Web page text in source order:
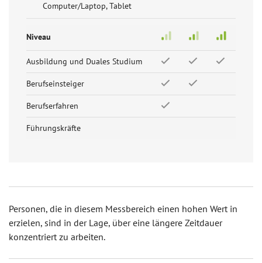
Computer/Laptop, Tablet
Niveau
Ausbildung und Duales Studium
Berufseinsteiger
Berufserfahren
Führungskräfte
Personen, die in diesem Messbereich einen hohen Wert in
erzielen, sind in der Lage, über eine längere Zeitdauer
konzentriert zu arbeiten.